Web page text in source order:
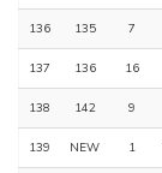
136 135 7
137 136 16
138 142 9
139 NEW 1